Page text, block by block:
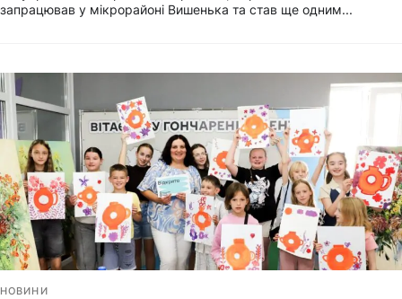
запрацював у мікрорайоні Вишенька та став ще одним...
НОВИНИ